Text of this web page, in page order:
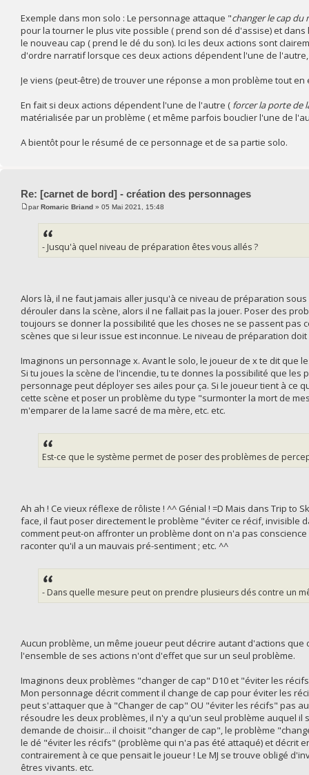
Exemple dans mon solo : Le personnage attaque "changer le cap du
pour la tourner le plus vite possible ( prend son dé d'assise) et
le nouveau cap ( prend le dé du son). Ici les deux actions sont
d'ordre narratif lorsque ces deux actions dépendent l'une de
Je viens (peut-être) de trouver une réponse a mon problème tout
En fait si deux actions dépendent l'une de l'autre ( forcer la porte de
matérialisée par un problème ( et même parfois bouclier l'une de
A bientôt pour le résumé de ce personnage et de sa partie solo.
Re: [carnet de bord] - création des personnages
parRomaric Briand » 05 Mai 2021, 15:48
- Jusqu'à quel niveau de préparation êtes vous allés ?
Alors là, il ne faut jamais aller jusqu'à ce niveau de préparation
dérouler dans la scène, alors il ne fallait pas la jouer. Poser des
toujours se donner la possibilité que les choses ne se passent pas
scènes que si leur issue est inconnue. Le niveau de préparation doit
Imaginons un personnage x. Avant le solo, le joueur de x te dit que
Si tu joues la scène de l'incendie, tu te donnes la possibilité que
personnage peut déployer ses ailes pour ça. Si le joueur tient à ce
cette scène et poser un problème du type "surmonter la mort de
m'emparer de la lame sacré de ma mère, etc. etc.
Est-ce que le système permet de poser des problèmes de
Ah ah ! Ce vieux réflexe de rôliste ! ^^ Génial ! =D Mais dans Trip to
face, il faut poser directement le problème "éviter ce récif, invisible
comment peut-on affronter un problème dont on n'a pas
raconter qu'il a un mauvais pré-sentiment ; etc. ^^
- Dans quelle mesure peut on prendre plusieurs dés contre un
Aucun problème, un même joueur peut décrire autant d'actions
l'ensemble de ses actions n'ont d'effet que sur un seul problème.
Imaginons deux problèmes "changer de cap" D10 et "éviter les
Mon personnage décrit comment il change de cap pour éviter les
peut s'attaquer que à "Changer de cap" OU "éviter les récifs" pas
résoudre les deux problèmes, il n'y a qu'un seul problème auquel il
demande de choisir... il choisit "changer de cap", le problème
le dé "éviter les récifs" (problème qui n'a pas été attaqué) et décrit
contrairement à ce que pensait le joueur ! Le MJ se trouve obligé
êtres vivants. etc.